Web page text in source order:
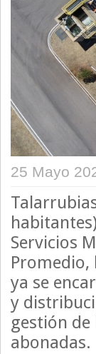
25 Mayo
Servicios
Promedio,
ya se
y
gestión
abonadas.